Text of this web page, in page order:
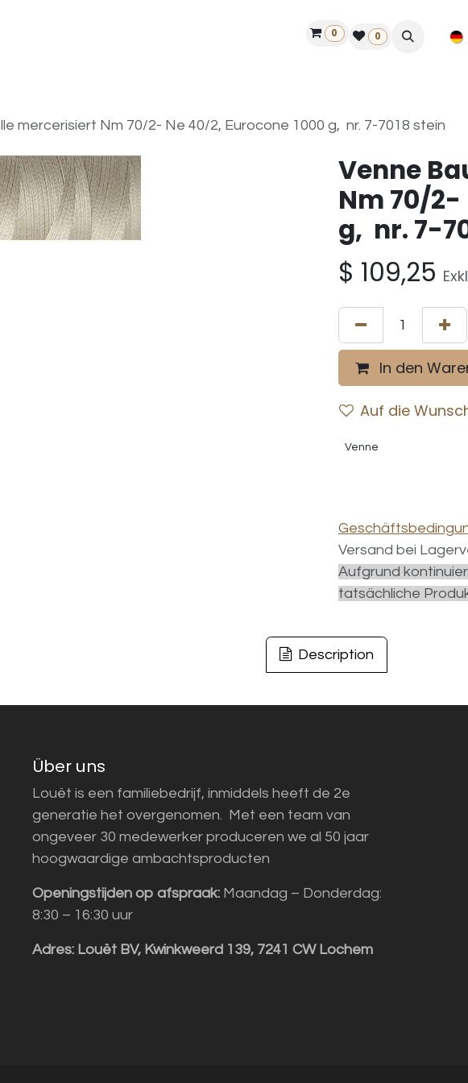
Finde einen Händler
0 0
mercerisiert Nm 70/2- Ne 40/2, Eurocone 1000 g, nr. 7-7018 stein
Venne
Nm 70/2-
g, nr. 7-
$ 109,25
In den
Auf die
Venne
Versand bei
Aufgrund
tatsächliche
Description
Über uns
Louët is een familiebedrijf, inmiddels heeft de 2e
generatie het overgenomen. Met een team van
ongeveer 30 medewerker produceren we al 50 jaar
hoogwaardige ambachtsproducten
Openingstijden op afspraak: Maandag – Donderdag:
8:30 – 16:30 uur
Adres: Louët BV, Kwinkweerd 139, 7241 CW Lochem